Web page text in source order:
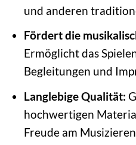
und anderen
Fördert die
Ermöglicht das
Begleitungen und
Langlebige Qualität:
hochwertigen
Freude am